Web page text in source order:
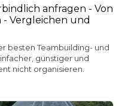
anfragen - Von
Vergleichen und
besten Teambuilding- und
günstiger und
nicht organisieren.